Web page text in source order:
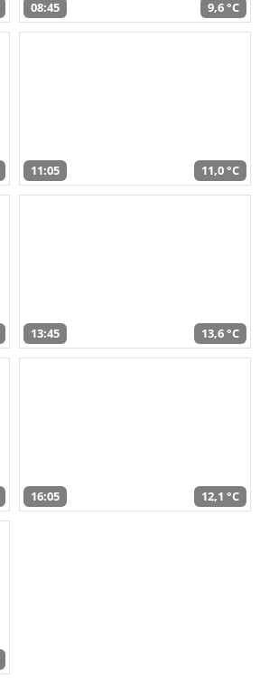
08:45 9,6 °C
11:05 11,0 °C
13:45 13,6 °C
16:05 12,1 °C